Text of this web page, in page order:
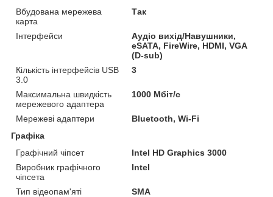
Вбудована мережева
карта
Так
Інтерфейси
Аудіо вихід/Навушники,
eSATA, FireWire, HDMI, VGA
(D-sub)
Кількість інтерфейсів USB
3.0
3
Максимальна швидкість
мережевого адаптера
1000 Мбіт/с
Мережеві адаптери
Bluetooth, Wi-Fi
Графіка
Графічний чіпсет
Intel HD Graphics 3000
Виробник графічного
чіпсета
Intel
Тип відеопам'яті
SMA